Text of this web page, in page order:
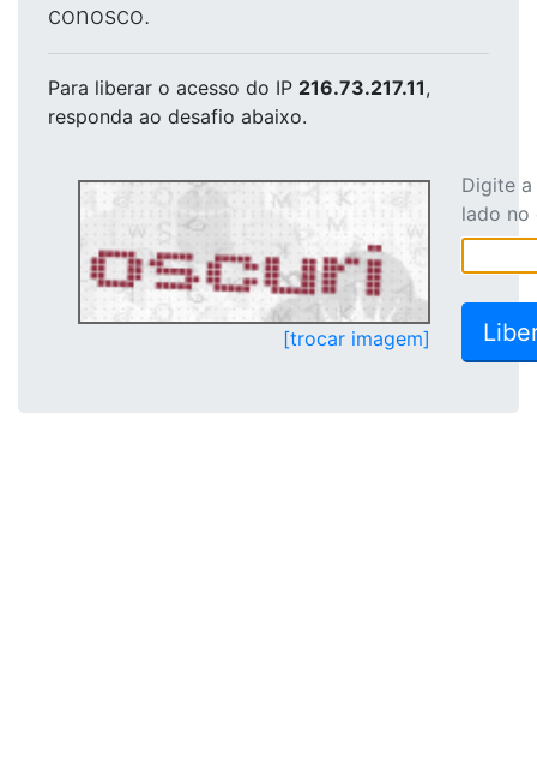
conosco.
Para liberar o acesso do IP 216.73.217.11,
responda ao desafio abaixo.
[trocar imagem]
Digite
lado no